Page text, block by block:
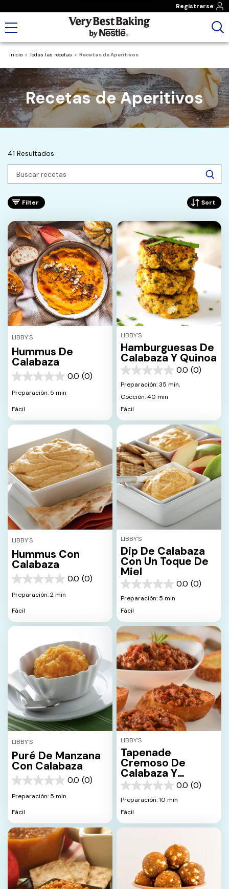
Registrarse
Inicio Todas las recetas Recetas de Aperitivos
Recetas de Aperitivos
41 Resultados
Filter Sort
LIBBY'S
Hummus De
Calabaza
0.0 (0)
0.0
de
estrellas.
Preparación: 5 min
Fácil
LIBBY'S
Hamburguesas De
Calabaza Y Quinoa
0.0 (0)
0.0
de
estrellas.
Preparación: 35 min,
Cocción: 40 min
Fácil
LIBBY'S
Hummus Con
Calabaza
0.0 (0)
0.0
de
estrellas.
Preparación: 2 min
Fácil
LIBBY'S
Dip De Calabaza
Con Un Toque De
Miel
0.0 (0)
0.0
de
estrellas.
Preparación: 5 min
Fácil
LIBBY'S
Puré De Manzana
Con Calabaza
0.0 (0)
0.0
de
estrellas.
Preparación: 5 min
Fácil
LIBBY'S
Tapenade
Cremoso De
Calabaza Y
Tomate Seco
0.0 (0)
0.0
de
estrellas.
Preparación: 10 min
Fácil